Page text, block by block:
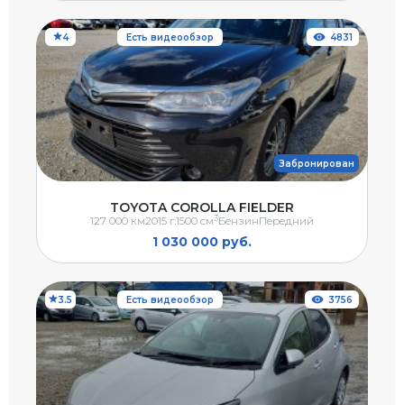
4 Есть видеообзор
Забронирован
4831
TOYOTA COROLLA FIELDER
1 030 000 руб.
127 000 км2015 г.1500 см3БензинПередний
3.5 Есть видеообзор 3756